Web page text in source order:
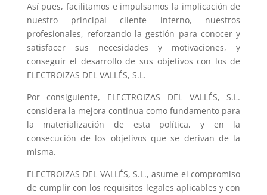
Así pues, facilitamos e impulsamos la implicación de
nuestro principal cliente interno, nuestros
profesionales, reforzando la gestión para conocer y
satisfacer sus necesidades y motivaciones, y
conseguir el desarrollo de sus objetivos con los de
ELECTROIZAS DEL VALLÉS, S.L.
Por consiguiente, ELECTROIZAS DEL VALLÉS, S.L.
considera la mejora continua como fundamento para
la materialización de esta política, y en la
consecución de los objetivos que se derivan de la
misma.
ELECTROIZAS DEL VALLÉS, S.L., asume el compromiso
de cumplir con los requisitos legales aplicables y con